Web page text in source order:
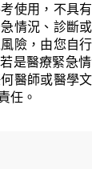
使用，不具
情況、診斷
險，由您自
是醫療緊急
醫師或醫學
任。